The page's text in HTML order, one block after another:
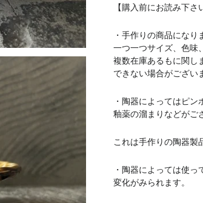
【購入前にお読み下さ
・手作りの商品にな
一つ一つサイズ、色味
複数在庫あるもに関し
できない場合がござい
・陶器によってはピン
釉薬の溜まりなどがご
これは手作りの陶器製
・陶器によっては使
変化がみられます。